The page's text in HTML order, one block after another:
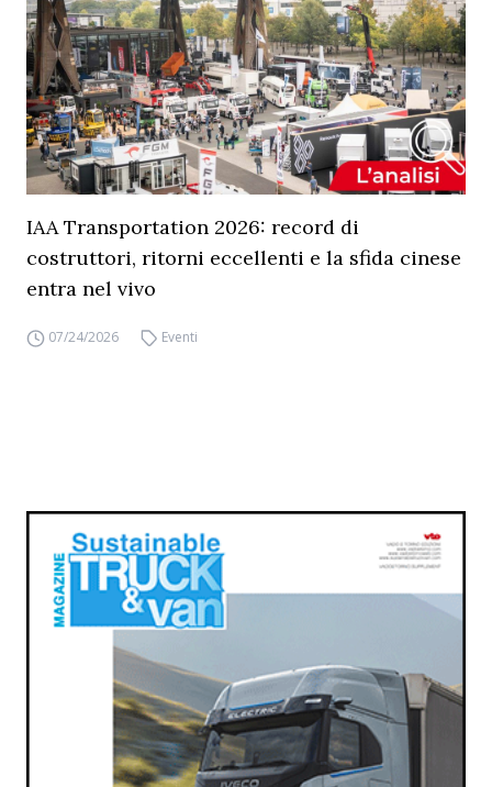
IAA Transportation 2026: record di
costruttori, ritorni eccellenti e la sfida cinese
entra nel vivo
07/24/2026 Eventi